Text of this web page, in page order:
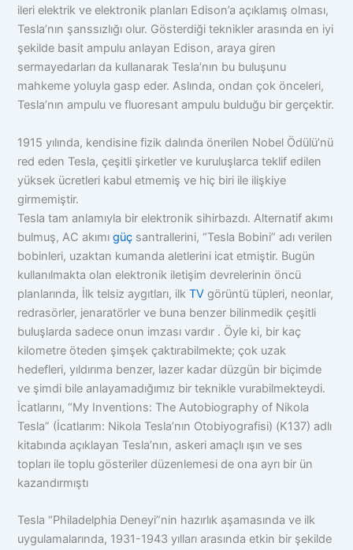
ileri elektrik ve elektronik planları Edison’a açıklamış olması,
Tesla’nın şanssızlığı olur. Gösterdiği teknikler arasında en iyi
şekilde basit ampulu anlayan Edison, araya giren
sermayedarları da kullanarak Tesla’nın bu buluşunu
mahkeme yoluyla gasp eder. Aslında, ondan çok önceleri,
Tesla’nın ampulu ve fluoresant ampulu bulduğu bir gerçektir.
1915 yılında, kendisine fizik dalında önerilen Nobel Ödülü’nü
red eden Tesla, çeşitli şirketler ve kuruluşlarca teklif edilen
yüksek ücretleri kabul etmemiş ve hiç biri ile ilişkiye
girmemiştir.
Tesla tam anlamıyla bir elektronik sihirbazdı. Alternatif akımı
bulmuş, AC akımıgüç santrallerini, “Tesla Bobini” adı verilen
bobinleri, uzaktan kumanda aletlerini icat etmiştir. Bugün
kullanılmakta olan elektronik iletişim devrelerinin öncü
planlarında, İlk telsiz aygıtları, ilkTV görüntü tüpleri, neonlar,
redrasörler, jenaratörler ve buna benzer bilinmedik çeşitli
buluşlarda sadece onun imzası vardır . Öyle ki, bir kaç
kilometre öteden şimşek çaktırabilmekte; çok uzak
hedefleri, yıldırıma benzer, lazer kadar düzgün bir biçimde
ve şimdi bile anlayamadığımız bir teknikle vurabilmekteydi.
İcatlarını, “My Inventions: The Autobiography of Nikola
Tesla” (İcatlarım: Nikola Tesla’nın Otobiyografisi) (K137) adlı
kitabında açıklayan Tesla’nın, askeri amaçlı ışın ve ses
topları ile toplu gösteriler düzenlemesi de ona ayrı bir ün
kazandırmıştı
Tesla “Philadelphia Deneyi”nin hazırlık aşamasında ve ilk
uygulamalarında, 1931-1943 yılları arasında etkin bir şekilde